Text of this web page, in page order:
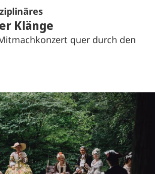
Klänge
quer durch den